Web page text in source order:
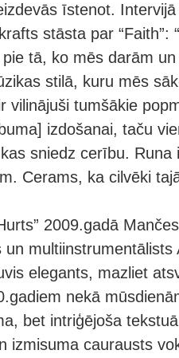
īstenot.
stāsta par “Faith”:
tā, ko mēs darām
stilā, kuru mēs
vilinājuši tumšākie
izdošanai, taču
sniedz cerību. Runa
Cerams, ka cilvēki
2009.gadā
multiinstrumentālists
elegants, mazliet
nekā
bet intriģējoša
izmisuma caurausts